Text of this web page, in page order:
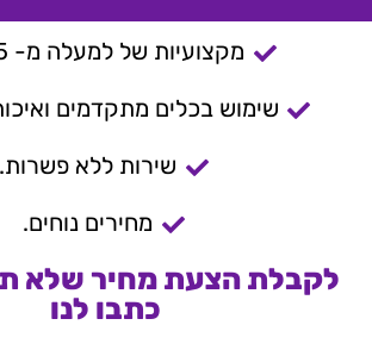
מקצועיות של למעלה מ- 15 שנה.
שימוש בכלים מתקדמים
שירות ללא פשרות.
מחירים נוחים.
לקבלת הצעת מחיר שלא
כתבו לנו